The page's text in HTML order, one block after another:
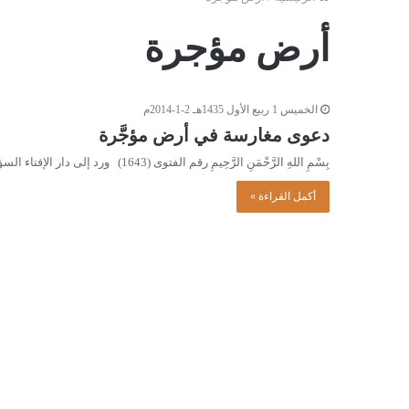
أرض مؤجرة
الخميس 1 ربيع الأول 1435هـ 2-1-2014م
دعوى مغارسة في أرض مؤجَّرة
بِسْمِ اللهِ الرَّحْمَنِ الرَّحِيمِ رقم الفتوى (1643) ورد إلى دار الإفتاء السؤال التالي: استأجر رجل أرضًا للزراعة، ولم يكن…
أكمل القراءة »